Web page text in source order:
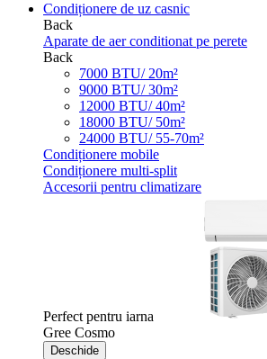
Condiționere de uz casnic
Back
Aparate de aer conditionat pe perete
Back
7000 BTU/ 20m²
9000 BTU/ 30m²
12000 BTU/ 40m²
18000 BTU/ 50m²
24000 BTU/ 55-70m²
Condiționere mobile
Condiționere multi-split
Accesorii pentru climatizare
Perfect pentru iarna
Gree Cosmo
Deschide